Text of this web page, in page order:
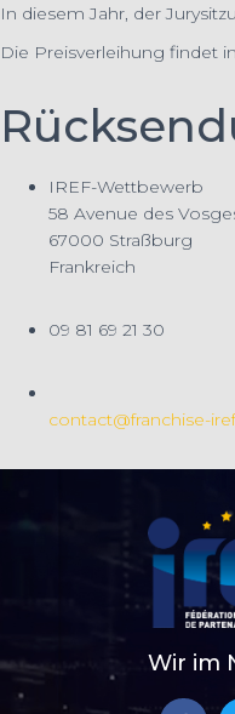
In diesem Jahr, der
Die Preisverleihung findet
IREF-Wettbewerb
58 Avenue des
67000 Straßburg
Frankreich
09 81 69 21 30
contact@franchise-
Wir im